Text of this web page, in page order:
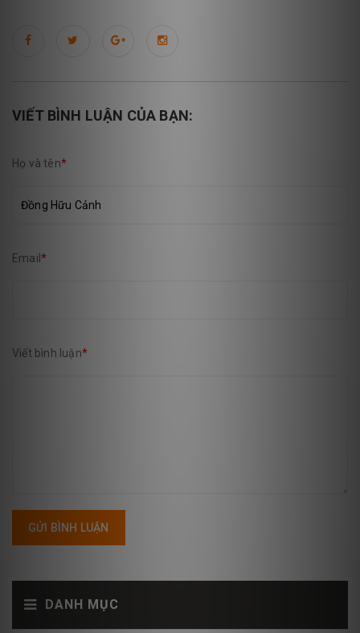
DANH MỤC
VIẾT BÌNH LUẬN CỦA BẠN:
Họ và tên*
Email *
Viết bình luận*
GỬI BÌNH LUẬN